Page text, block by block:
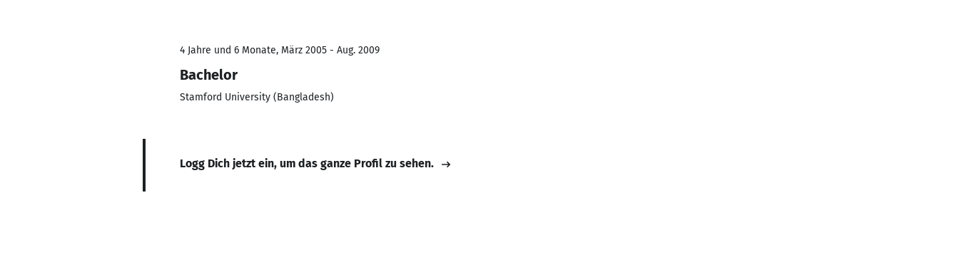
4 Jahre und 6 Monate, März 2005 - Aug. 2009
Bachelor
Stamford University (Bangladesh)
Logg Dich jetzt ein, um das ganze Profil zu sehen.